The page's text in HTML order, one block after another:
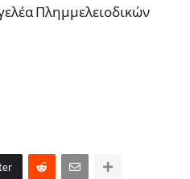
Πλημμελειοδικών